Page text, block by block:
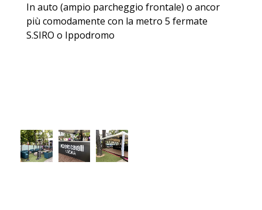
In auto (ampio parcheggio frontale) o ancor
più comodamente con la metro 5 fermate
S.SIRO o Ippodromo